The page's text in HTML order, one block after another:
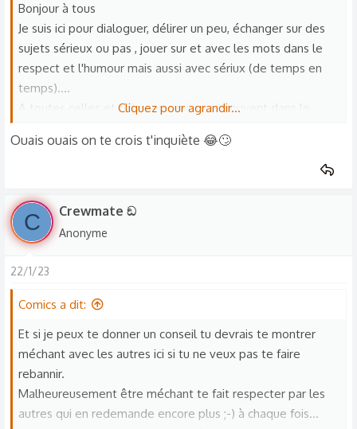
Bonjour à tous
Je suis ici pour dialoguer, délirer un peu, échanger sur des
sujets sérieux ou pas , jouer sur et avec les mots dans le
respect et l'humour mais aussi avec sériux (de temps en
temps)....
A toutes celles et tous ceux qui se retrouvent dans le
forme de partage
comprenez pas la phrase "JE VOUS PRIE DE BIEN VOULOIR
M'IGNORER" demandez en la signification à vos amis, vos
parents, votre chien, votre chat, votre poisson rouge, votre
doudou, mais s'il vous plaît faites quelque chose.
Cliquez pour agrandir...
Ouais ouais on te crois t'inquiète 😂🙄
C Crewmate ඞ
Anonyme
22/1/23
Comics a dit:
Et si je peux te donner un conseil tu devrais te montrer
méchant avec les autres ici si tu ne veux pas te faire
rebannir.
Malheureusement être méchant te fait respecter par les
autres qui en redemande encore plus ;-) à chaque fois...